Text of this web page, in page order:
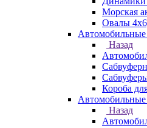
Морская
Овалы
Назад
Короба
Автомобильные
Назад